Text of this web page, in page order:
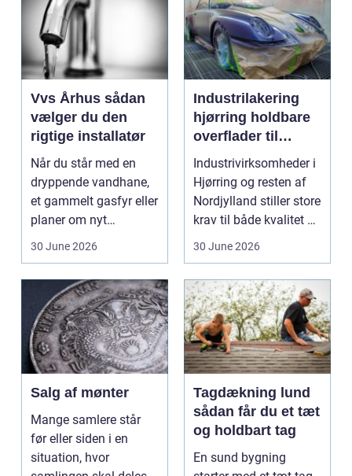
Vvs Århus sådan
vælger du den
rigtige installatør
Når du står med en
dryppende vandhane,
et gammelt gasfyr eller
planer om nyt
badeværelse, bliver
30 June 2026
Industrilakering
hjørring holdbare
overflader til
industri og erhverv
Industrivirksomheder i
Hjørring og resten af
Nordjylland stiller store
krav til både kvalitet og
hol...
30 June 2026
Salg af mønter
Mange samlere står
før eller siden i en
situation, hvor
Tagdækning lund
sådan får du et tæt
og holdbart tag
En sund bygning